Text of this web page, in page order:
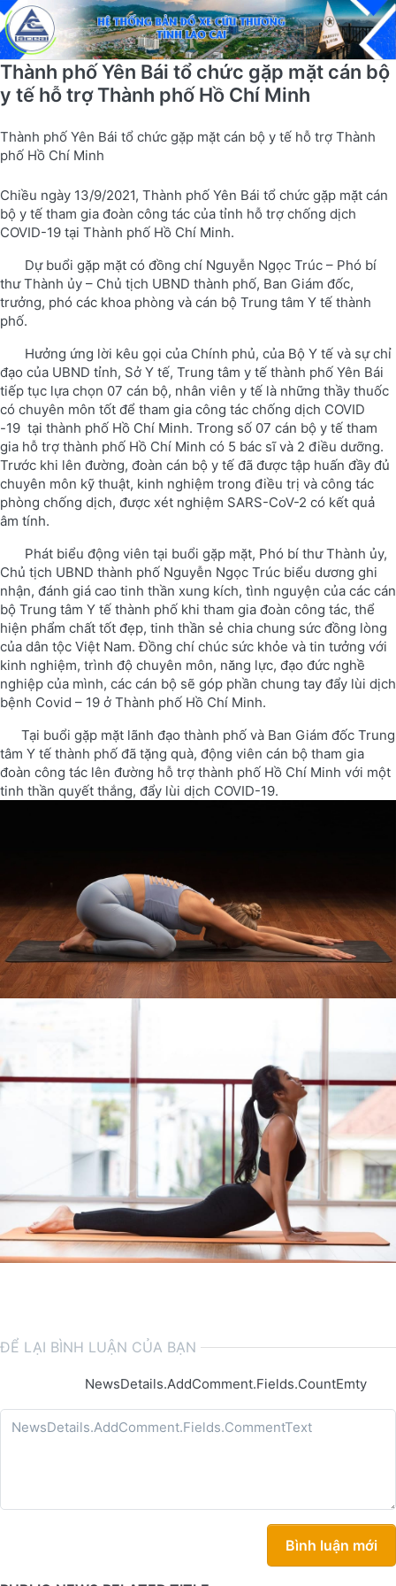
Thành phố Yên Bái tổ chức gặp mặt cán bộ
y tế hỗ trợ Thành phố Hồ Chí Minh
Thành phố Yên Bái tổ chức gặp mặt cán bộ y tế hỗ trợ Thành
phố Hồ Chí Minh
Chiều ngày 13/9/2021, Thành phố Yên Bái tổ chức gặp mặt cán
bộ y tế tham gia đoàn công tác của tỉnh hỗ trợ chống dịch
COVID-19 tại Thành phố Hồ Chí Minh.
Dự buổi gặp mặt có đồng chí Nguyễn Ngọc Trúc – Phó bí
thư Thành ủy – Chủ tịch UBND thành phố, Ban Giám đốc,
trưởng, phó các khoa phòng và cán bộ Trung tâm Y tế thành
phố.
Hưởng ứng lời kêu gọi của Chính phủ, của Bộ Y tế và sự chỉ
đạo của UBND tỉnh, Sở Y tế, Trung tâm y tế thành phố Yên Bái
tiếp tục lựa chọn 07 cán bộ, nhân viên y tế là những thầy thuốc
có chuyên môn tốt để tham gia công tác chống dịch COVID
-19 tại thành phố Hồ Chí Minh. Trong số 07 cán bộ y tế tham
gia hỗ trợ thành phố Hồ Chí Minh có 5 bác sĩ và 2 điều dưỡng.
Trước khi lên đường, đoàn cán bộ y tế đã được tập huấn đầy đủ
chuyên môn kỹ thuật, kinh nghiệm trong điều trị và công tác
phòng chống dịch, được xét nghiệm SARS-CoV-2 có kết quả
âm tính.
Phát biểu động viên tại buổi gặp mặt, Phó bí thư Thành ủy,
Chủ tịch UBND thành phố Nguyễn Ngọc Trúc biểu dương ghi
nhận, đánh giá cao tinh thần xung kích, tình nguyện của các cán
bộ Trung tâm Y tế thành phố khi tham gia đoàn công tác, thể
hiện phẩm chất tốt đẹp, tinh thần sẻ chia chung sức đồng lòng
của dân tộc Việt Nam. Đồng chí chúc sức khỏe và tin tưởng với
kinh nghiệm, trình độ chuyên môn, năng lực, đạo đức nghề
nghiệp của mình, các cán bộ sẽ góp phần chung tay đẩy lùi dịch
bệnh Covid – 19 ở Thành phố Hồ Chí Minh.
Tại buổi gặp mặt lãnh đạo thành phố và Ban Giám đốc Trung
tâm Y tế thành phố đã tặng quà, động viên cán bộ tham gia
đoàn công tác lên đường hỗ trợ thành phố Hồ Chí Minh với một
tinh thần quyết thắng, đẩy lùi dịch COVID-19.
ĐỂ LẠI BÌNH LUẬN CỦA BẠN
NewsDetails.AddComment.Fields.CountEmty
Bình luận mới